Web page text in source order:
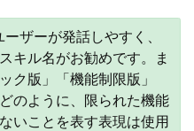
ーザーが発話しやすく、
キル名がお勧めです。ま
ク版」「機能制限版」
のように、限られた機能
いことを表す表現は使用